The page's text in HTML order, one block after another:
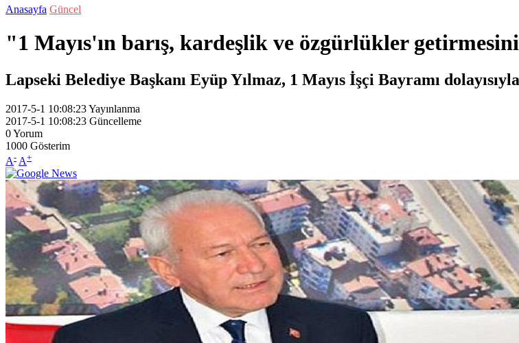
Anasayfa Güncel
"1 Mayıs'ın barış, kardeşlik ve özgürlükler
Lapseki Belediye Başkanı Eyüp Yılmaz, 1 Mayıs İşçi Bayramı
2017-5-1 10:08:23Yayınlanma
2017-5-1 10:08:23 Güncelleme
0Yorum
1000 Gösterim
A- A+